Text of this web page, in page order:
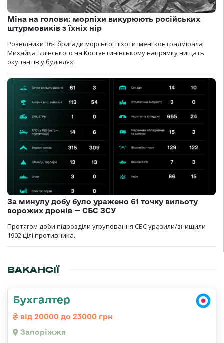
Міна на голови: морпіхи викурюють російських
штурмовиків з їхніх нір
Розвідники 36-ї бригади морської піхоти імені контрадмірала
Михайла Білінського на Костянтинівському напрямку нищать
окупантів у будівлях.
За минулу добу було уражено 61 точку вильоту
ворожих дронів — СБС ЗСУ
Протягом доби підрозділи угруповання СБС уразили/знищили
1902 цілі противника.
ВАКАНСІЇ
Бухгалтер
від 20000 до 23000 грн
Запоріжжя